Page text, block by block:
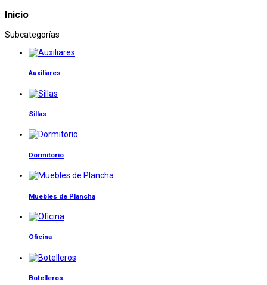
Inicio
Subcategorías
Auxiliares
Sillas
Dormitorio
Muebles de Plancha
Oficina
Botelleros